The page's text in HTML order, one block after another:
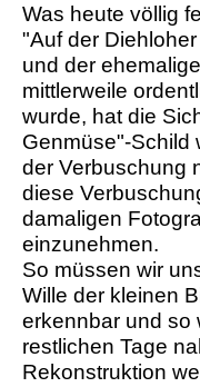
Was heute völlig
"Auf der
und der
mittlerweile
wurde, hat die
Genmüse"-Schild
der Verbuschung
diese
damaligen
einzunehmen.
So müssen wir
Wille der kleinen
erkennbar und so
restlichen Tage
Rekonstruktion